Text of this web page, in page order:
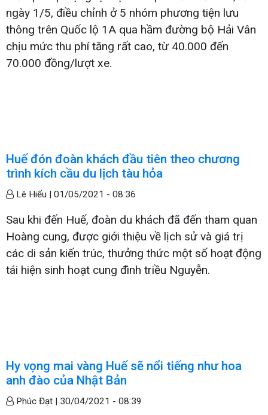
ngày 1/5, điều chỉnh ở 5 nhóm phương tiện lưu
thông trên Quốc lộ 1A qua hầm đường bộ Hải Vân
chịu mức thu phí tăng rất cao, từ 40.000 đến
70.000 đồng/lượt xe.
Huế đón đoàn khách đầu tiên theo chương
trình kích cầu du lịch tàu hỏa
Lê Hiếu | 01/05/2021 - 08:36
Sau khi đến Huế, đoàn du khách đã đến tham quan
Hoàng cung, được giới thiệu về lịch sử và giá trị
các di sản kiến trúc, thưởng thức một số hoạt động
tái hiện sinh hoạt cung đình triều Nguyễn.
Hy vọng mai vàng Huế sẽ nổi tiếng như hoa
anh đào của Nhật Bản
Phúc Đạt | 30/04/2021 - 08:39